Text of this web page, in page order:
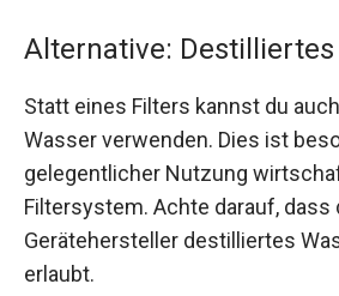
Alternative: Destilliertes
Statt eines Filters kannst du
Wasser verwenden. Dies ist
gelegentlicher Nutzung
Filtersystem. Achte darauf, dass
Gerätehersteller destilliertes
erlaubt.